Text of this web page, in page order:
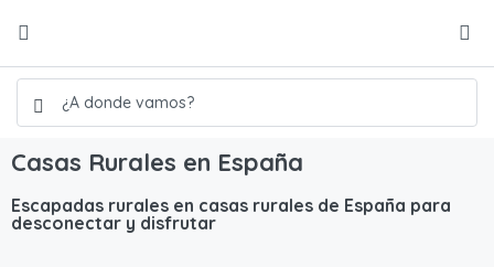
Casas Rurales en España
Escapadas rurales en casas rurales de España para
desconectar y disfrutar